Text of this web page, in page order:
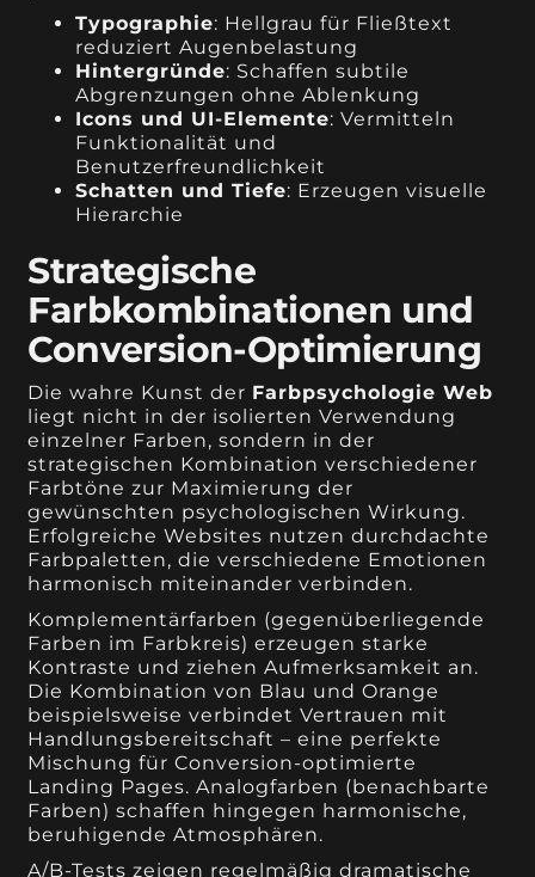
Typographie: Hellgrau für Fließtext
reduziert Augenbelastung
Hintergründe: Schaffen subtile
Abgrenzungen ohne Ablenkung
Icons und UI-Elemente: Vermitteln
Funktionalität und
Benutzerfreundlichkeit
Schatten und Tiefe: Erzeugen visuelle
Hierarchie
Strategische
Farbkombinationen und
Conversion-Optimierung
Die wahre Kunst der Farbpsychologie Web
liegt nicht in der isolierten Verwendung
einzelner Farben, sondern in der
strategischen Kombination verschiedener
Farbtöne zur Maximierung der
gewünschten psychologischen Wirkung.
Erfolgreiche Websites nutzen durchdachte
Farbpaletten, die verschiedene Emotionen
harmonisch miteinander verbinden.
Komplementärfarben (gegenüberliegende
Farben im Farbkreis) erzeugen starke
Kontraste und ziehen Aufmerksamkeit an.
Die Kombination von Blau und Orange
beispielsweise verbindet Vertrauen mit
Handlungsbereitschaft – eine perfekte
Mischung für Conversion-optimierte
Landing Pages. Analogfarben (benachbarte
Farben) schaffen hingegen harmonische,
beruhigende Atmosphären.
A/B-Tests zeigen regelmäßig dramatische